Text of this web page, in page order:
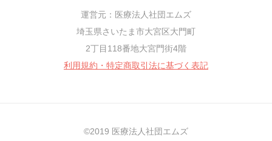
運営元：医療法人社団エムズ
埼玉県さいたま市大宮区大門町
2丁目118番地大宮門街4階
利用規約・特定商取引法に基づく表記
©︎2019 医療法人社団エムズ